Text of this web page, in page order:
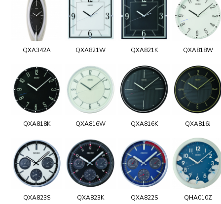
QXA342A QXA821W QXA821K QXA818W
QXA818K QXA816W QXA816K QXA816J
QXA823S QXA823K QXA822S QHA010Z